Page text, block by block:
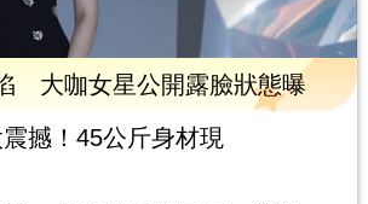
大咖女星公開露臉狀態曝
撼！45公斤身材現